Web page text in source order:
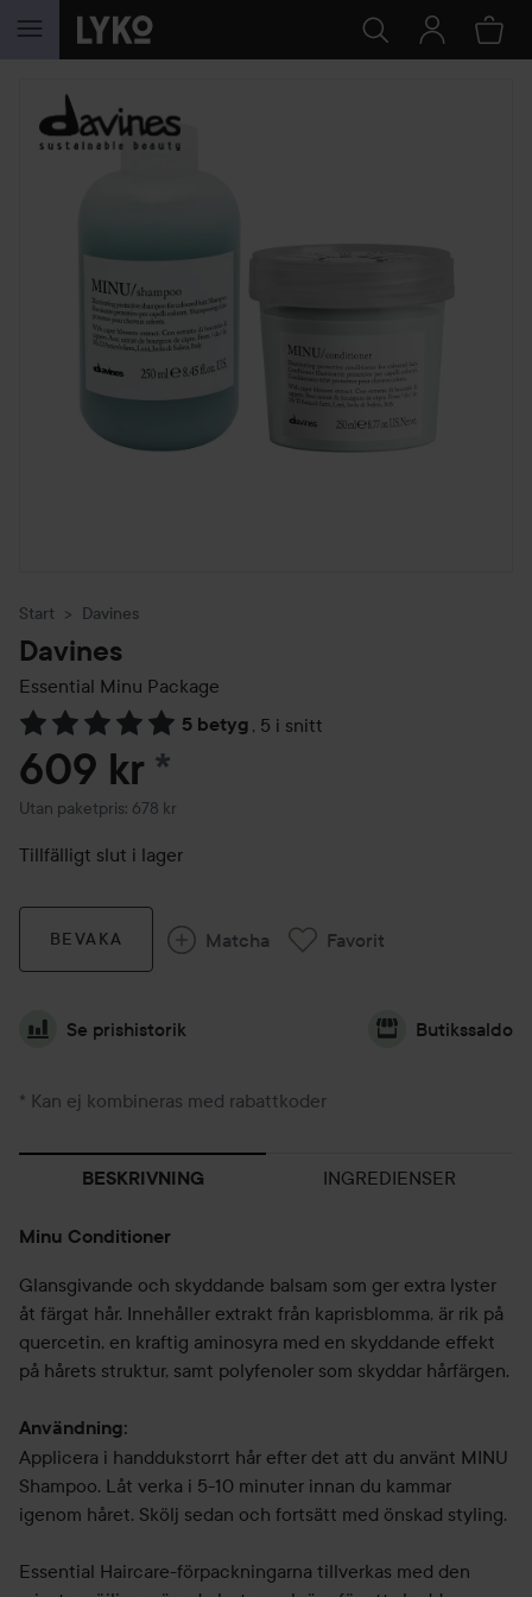
HOPPA TILL INNEHÅLLET
Start Davines
Davines
Essential Minu Package
5 betyg , 5 i snitt
Hoppa till Betyg & kommentarer
609 kr *
Utan paketpris: 678 kr
Tillfälligt slut i lager
BEVAKA Matcha Favorit
Se prishistorik Butikssaldo
* Kan ej kombineras med rabattkoder
BESKRIVNING INGREDIENSER
Minu Conditioner
Glansgivande och skyddande balsam som ger extra lyster
åt färgat hår. Innehåller extrakt från kaprisblomma, är rik på
quercetin, en kraftig aminosyra med en skyddande effekt
på hårets struktur, samt polyfenoler som skyddar hårfärgen.
Användning:
Applicera i handdukstorrt hår efter det att du använt MINU
Shampoo. Låt verka i 5-10 minuter innan du kammar
igenom håret. Skölj sedan och fortsätt med önskad styling.
Essential Haircare-förpackningarna tillverkas med den